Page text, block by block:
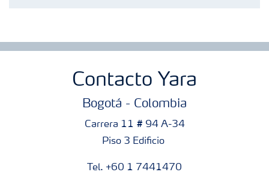
Contacto Yara
Bogotá - Colombia
Carrera 11 # 94 A-34
Piso 3 Edificio
Tel. +60 1 7441470